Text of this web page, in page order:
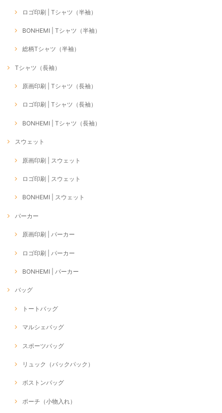
ロゴ印刷 | Tシャツ（半袖）
BONHEMI | Tシャツ（半袖）
総柄Tシャツ（半袖）
Tシャツ（長袖）
原画印刷 | Tシャツ（長袖）
ロゴ印刷 | Tシャツ（長袖）
BONHEMI | Tシャツ（長袖）
スウェット
原画印刷 | スウェット
ロゴ印刷 | スウェット
BONHEMI | スウェット
パーカー
原画印刷 | パーカー
ロゴ印刷 | パーカー
BONHEMI | パーカー
バッグ
トートバッグ
マルシェバッグ
スポーツバッグ
リュック（バックパック）
ボストンバッグ
ポーチ（小物入れ）